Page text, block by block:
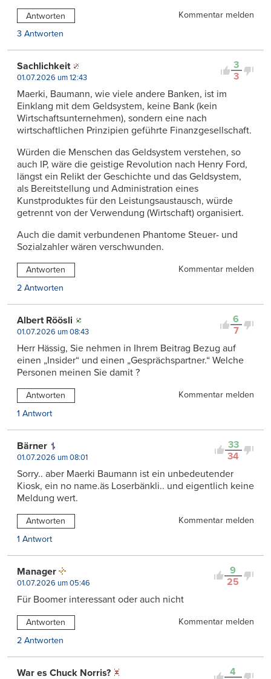
Antworten
Kommentar melden
3 Antworten
3
3
Sachlichkeit
01.07.2026 um 12:43
Maerki, Baumann, wie viele andere Banken, ist im
Einklang mit dem Geldsystem, keine Bank (kein
Wirtschaftsunternehmen), sondern eine nach
wirtschaftlichen Prinzipien geführte Finanzgesellschaft.
Würden die Menschen das Geldsystem verstehen, so
auch IP, wäre die geistige Revolution nach Henry Ford,
längst ein Relikt der Geschichte und das Geldsystem,
als Bereitstellung und Administration eines
Kunstproduktes für den Leistungsaustausch, würde
getrennt von der Verwendung (Wirtschaft) organisiert.
Auch die damit verbundenen Phantome Steuer- und
Sozialzahler wären verschwunden.
Antworten
Kommentar melden
2 Antworten
6
7
Albert Röösli
01.07.2026 um 08:43
Herr Hässig, Sie nehmen in Ihrem Beitrag Bezug auf
einen „Insider“ und einen „Gesprächspartner.“ Welche
Personen meinen Sie damit ?
Antworten
Kommentar melden
1 Antwort
33
34
Bärner
01.07.2026 um 08:01
Sorry.. aber Maerki Baumann ist ein unbedeutender
Kiosk, ein no name.äs Loserbänkli.. und eigentlich keine
Meldung wert.
Antworten
Kommentar melden
1 Antwort
9
25
Manager
01.07.2026 um 05:46
Für Boomer interessant oder auch nicht
Antworten
Kommentar melden
2 Antworten
4
War es Chuck Norris?